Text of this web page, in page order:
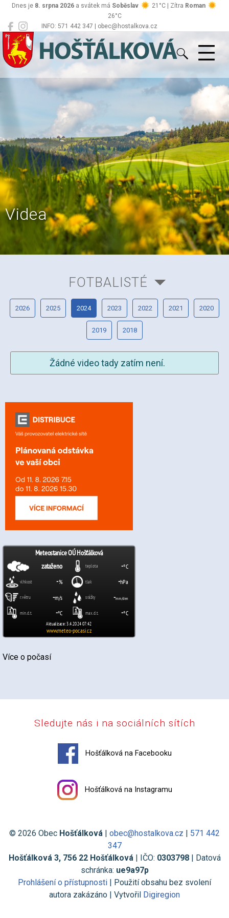
INFO: 571 442 347 | obec@hostalkova.cz
Dnes je 8. srpna 2026 a svátek má Soběslav 21°C | Zítra Roman
26°C
Hošťálková
Videa
Více o počasí
FOTBALISTÉ
2026 2025 2024 2023 2022 2021 2020
2019 2018
Žádné video tady zatím není.
Sledujte nás i na sociálních sítích
Hošťálková na Facebooku
Hošťálková na Instagramu
© 2026 Obec Hošťálková | obec@hostalkova.cz | 571 442
347
Hošťálková 3, 756 22 Hošťálková| IČO: 0303798| Datová
schránka: ue9a97p
Prohlášení o přístupnosti | Použití obsahu bez svolení
autora zakázáno | Vytvořil Digiregion